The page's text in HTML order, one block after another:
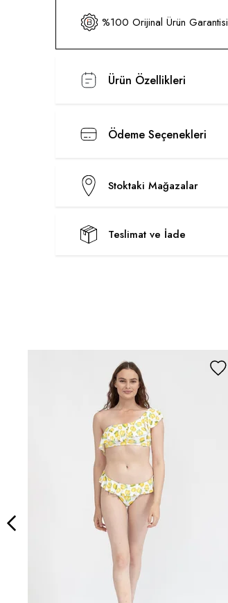
%100 Orijinal Ürün Garantisi
Ürün Özellikleri
Ödeme Seçenekleri
Stoktaki Mağazalar
Teslimat ve İade